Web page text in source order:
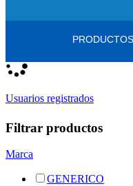
PRODUCTOS
Registro/Iniciar sesión
artículos
Usuarios registrados
Filtrar productos
Marca
GENERICO